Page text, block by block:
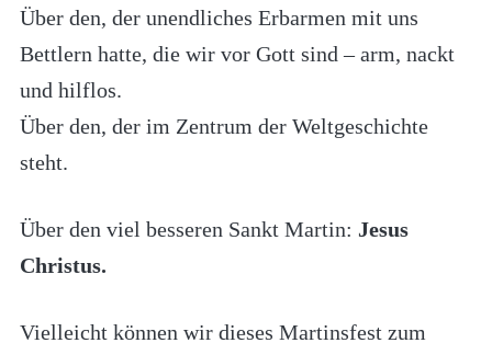
Über den, der unendliches Erbarmen mit uns
Bettlern hatte, die wir vor Gott sind – arm, nackt
und hilflos.
Über den, der im Zentrum der Weltgeschichte
steht.
Über den viel besseren Sankt Martin: Jesus
Christus.
Vielleicht können wir dieses Martinsfest zum